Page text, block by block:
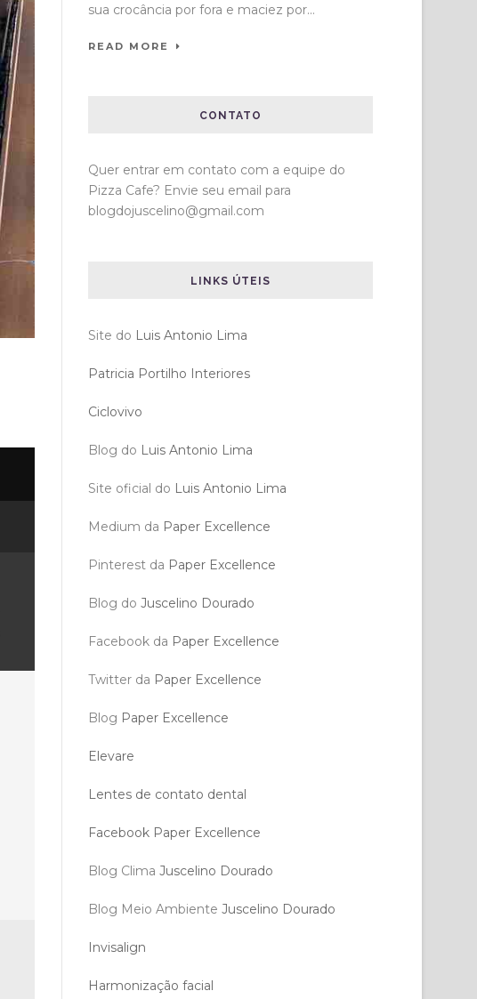
sua crocância por fora e maciez por...
READ MORE
CONTATO
Quer entrar em contato com a equipe do
Pizza Cafe? Envie seu email para
blogdojuscelino@gmail.com
LINKS ÚTEIS
Site do Luis Antonio Lima
Patricia Portilho Interiores
Ciclovivo
Blog do Luis Antonio Lima
Site oficial do Luis Antonio Lima
Medium da Paper Excellence
Pinterest da Paper Excellence
Blog do Juscelino Dourado
Facebook da Paper Excellence
Twitter da Paper Excellence
Blog Paper Excellence
Elevare
Lentes de contato dental
Facebook Paper Excellence
Blog Clima Juscelino Dourado
Blog Meio Ambiente Juscelino Dourado
Invisalign
Harmonização facial